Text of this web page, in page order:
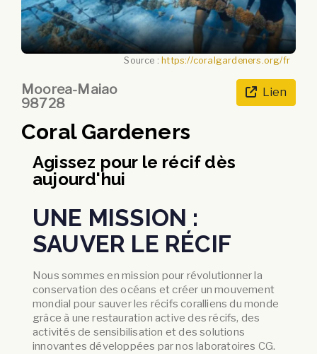
Source :https://coralgardeners.org/fr
Moorea-Maiao
98728
Lien
Coral Gardeners
Agissez pour le récif dès
aujourd'hui
UNE MISSION :
SAUVER LE RÉCIF
Nous sommes en mission pour révolutionner la
conservation des océans et créer un mouvement
mondial pour sauver les récifs coralliens du monde
grâce à une restauration active des récifs, des
activités de sensibilisation et des solutions
innovantes développées par nos laboratoires CG.